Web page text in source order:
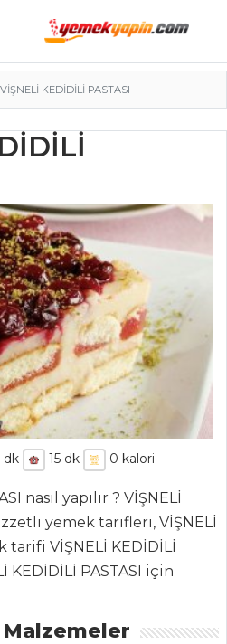
VİŞNELİ KEDİDİLİ PASTASI
dk 15dk 0 kalori
nasıl yapılır ? VİŞNELİ
yemek tarifleri, VİŞNELİ
tarifi VİŞNELİ KEDİDİLİ
KEDİDİLİ PASTASI için